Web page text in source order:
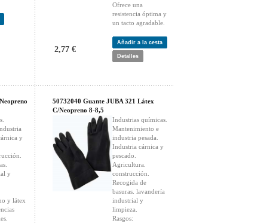
Ofrece una
resistencia óptima y
un tacto agradable.
2,77 €
Añadir a la cesta
Detalles
y
y
y látex
50732040 Guante JUBA 321 Látex
C/Neopreno 8-8,5
Industrias químicas.
Mantenimiento e
industria pesada.
Industria cárnica y
pescado.
Agricultura.
construcción.
Recogida de
basuras. lavandería
industrial y
limpieza.
Rasgos: